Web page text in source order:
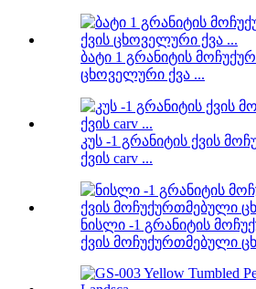
ბატი 1 გრანიტის
ცხოველური ქვა ...
კუს -1 გრანიტის ქვის
ქვის carv ...
ნისლი -1 გრანიტის
ქვის მოჩუქურთმებული